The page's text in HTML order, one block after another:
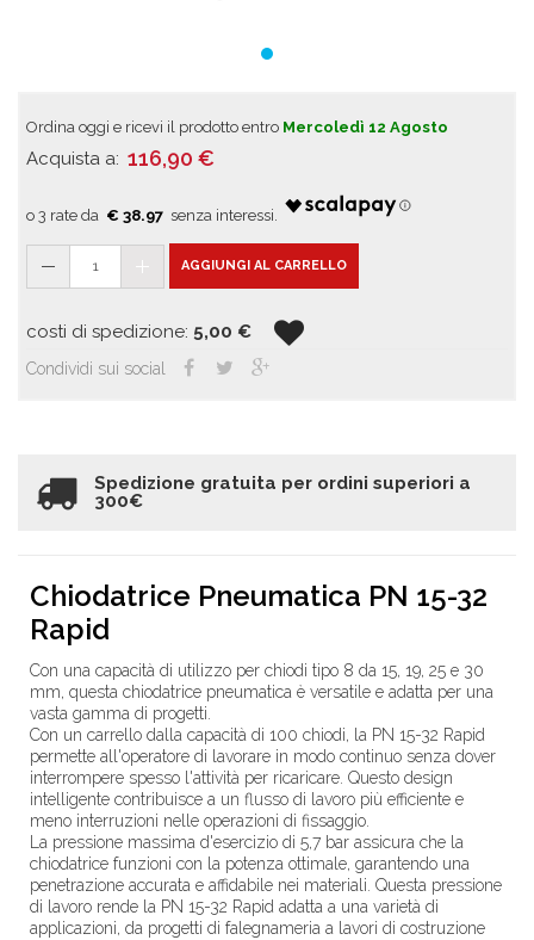
Ordina oggi e ricevi il prodotto entro Mercoledì 12 Agosto
Acquista a: 116,90 €
€ 38.97
1 AGGIUNGI AL CARRELLO
costi di spedizione: 5,00 €
Condividi sui social
Spedizione gratuita per ordini superiori a
300€
Chiodatrice Pneumatica PN 15-32
Rapid
Con una capacità di utilizzo per chiodi tipo 8 da 15, 19, 25 e 30
mm, questa chiodatrice pneumatica è versatile e adatta per una
vasta gamma di progetti.
Con un carrello dalla capacità di 100 chiodi, la PN 15-32 Rapid
permette all'operatore di lavorare in modo continuo senza dover
interrompere spesso l'attività per ricaricare. Questo design
intelligente contribuisce a un flusso di lavoro più efficiente e
meno interruzioni nelle operazioni di fissaggio.
La pressione massima d'esercizio di 5,7 bar assicura che la
chiodatrice funzioni con la potenza ottimale, garantendo una
penetrazione accurata e affidabile nei materiali. Questa pressione
di lavoro rende la PN 15-32 Rapid adatta a una varietà di
applicazioni, da progetti di falegnameria a lavori di costruzione